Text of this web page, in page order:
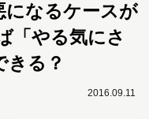
になるケースが
「やる気にさ
きる？
2016.09.11